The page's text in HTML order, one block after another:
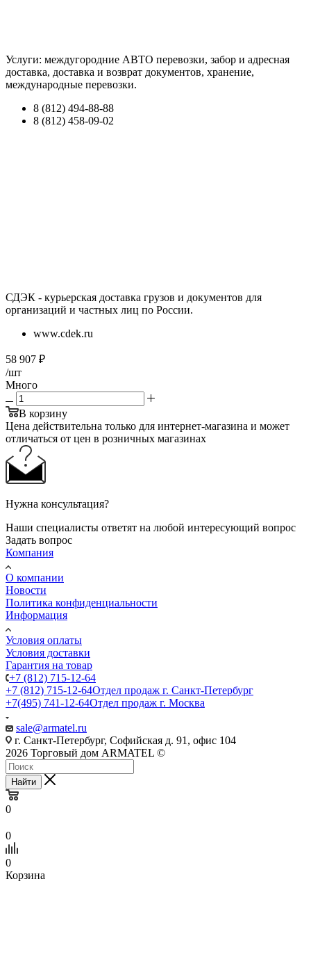
Услуги: междугородние АВТО перевозки, забор и адресная
доставка, доставка и возврат документов, хранение,
международные перевозки.
8 (812) 494-88-88
8 (812) 458-09-02
СДЭК - курьерская доставка грузов и документов для
организаций и частных лиц по России.
www.cdek.ru
58 907 ₽
/шт
Много
В корзину
Цена действительна только для интернет-магазина и может
отличаться от цен в розничных магазинах
Нужна консультация?
Наши специалисты ответят на любой интересующий вопрос
Задать вопрос
Компания
О компании
Новости
Политика конфиденциальности
Информация
Условия оплаты
Условия доставки
Гарантия на товар
+7 (812) 715-12-64
+7 (812) 715-12-64Отдел продаж г. Санкт-Петербург
+7(495) 741-12-64Отдел продаж г. Москва
sale@armatel.ru
г. Санкт-Петербург, Софийская д. 91, офис 104
2026 Торговый дом ARMATEL ©
Найти
0
0
0
Корзина